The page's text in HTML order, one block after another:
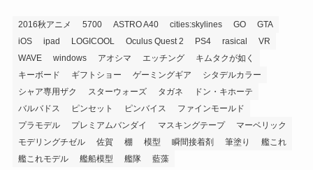
2016秋アニメ 5700 ASTRO A40 cities:skylines GO
GTA
iOS
ipad LOGICOOL Oculus Quest 2 PS4 rasical
VR
WAVE
windows アオシマ エッチング
キムタクが如く
キーボード
ギフトショー ゲーミングギア
シタデルカラー
シャア専用ザク
スターウォーズ タガネ
ドン・キホーテ
バルバドス
ピンセット ピンバイス
ファインモールド
プラモデル
プレミアムバンダイ マスキングテープ
マーベリック
モデリングチゼル
佐賀 棚 模型 瞬間接着剤 筆塗り
艦これ
艦これモデル
艦船模型 艦隊 藍藻